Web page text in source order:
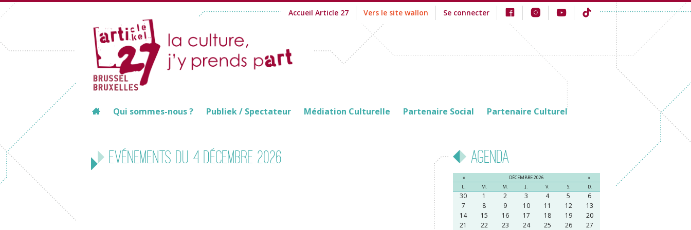
Accueil Article 27 Vers le site wallon Se connecter
Qui sommes-nous ? Publiek / Spectateur Médiation Culturelle Partenaire Social Partenaire Culturel
Evénements du 4 décembre 2026 Agenda
« DÉCEMBRE 2026
»
L.
M. M. J. V. S. D.
30 1 2 3 4 5
6
7
8 9 10 11 12
13
14
15 16 17 18 19
20
21
22 23 24 25 26
27